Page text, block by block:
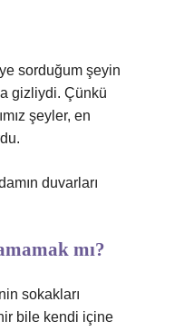
sorduğum şeyin
gizliydi. Çünkü
şeyler, en
duvarları
mı?
sokakları
bile kendi içine